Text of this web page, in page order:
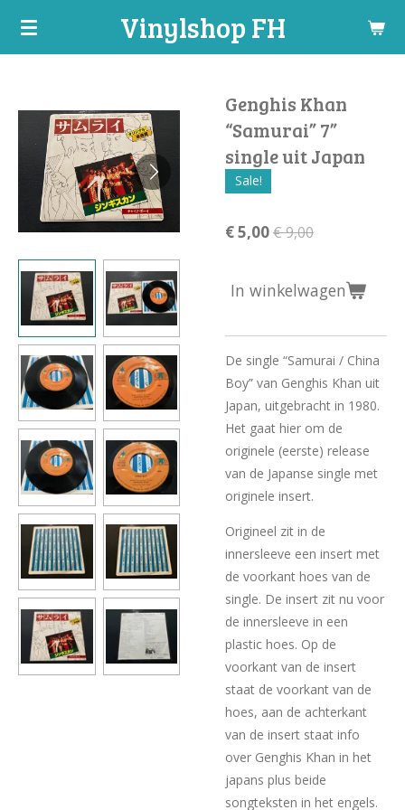
Ga
hoofdinhoud
Vinylshop FH
Genghis Khan
“Samurai” 7”
single uit Japan
Sale!
€ 5,00€ 9,00
In winkelwagen
De single “Samurai / China
Boy” van Genghis Khan uit
Japan, uitgebracht in 1980.
Het gaat hier om de
originele (eerste) release
van de Japanse single met
originele insert.
Origineel zit in de
innersleeve een insert met
de voorkant hoes van de
single. De insert zit nu voor
de innersleeve in een
plastic hoes. Op de
voorkant van de insert
staat de voorkant van de
hoes, aan de achterkant
van de insert staat info
over Genghis Khan in het
japans plus beide
songteksten in het engels.